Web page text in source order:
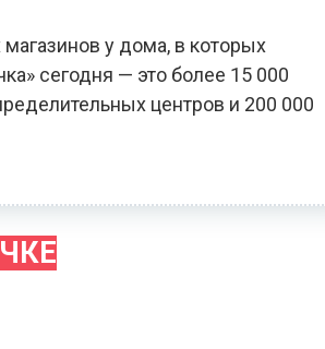
у дома, в которых
сегодня — это более 15 000
центров и 200 000